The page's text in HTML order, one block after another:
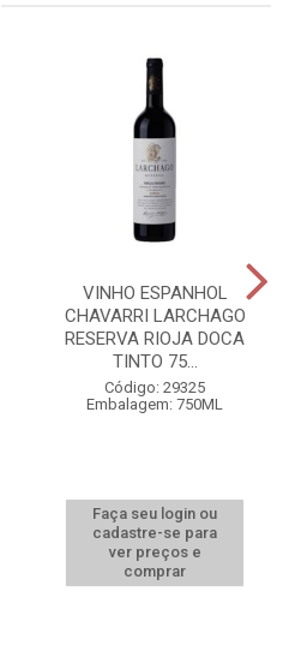
VINHO ESPANHOL
CHAVARRI LARCHAGO
RESERVA RIOJA DOCA
TINTO 75...
Código: 29325
Embalagem: 750ML
Faça seu login ou
cadastre-se para
ver preços e
comprar